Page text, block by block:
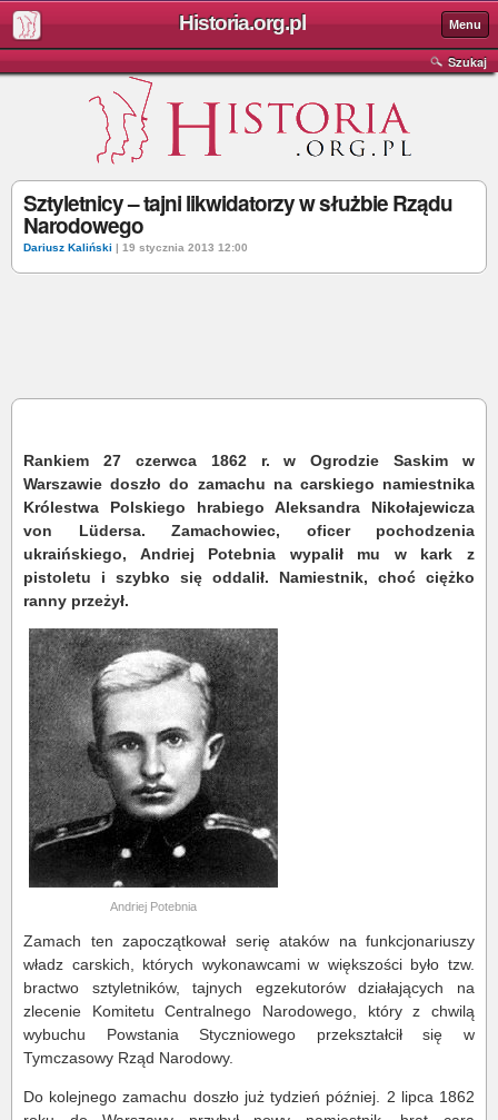
Historia.org.pl Menu
Szukaj
Sztyletnicy – tajni likwidatorzy w służbie Rządu
Narodowego
Dariusz Kaliński | 19 stycznia 2013 12:00
Rankiem 27 czerwca 1862 r. w Ogrodzie Saskim w
Warszawie doszło do zamachu na carskiego namiestnika
Królestwa Polskiego hrabiego Aleksandra Nikołajewicza
von Lüdersa.
Zamachowiec, oficer pochodzenia
ukraińskiego, Andriej Potebnia wypalił mu w kark z
pistoletu i szybko się oddalił. Namiestnik, choć ciężko
ranny przeżył.
Andriej Potebnia
Zamach ten zapoczątkował serię ataków na funkcjonariuszy
władz carskich, których wykonawcami w większości było tzw.
bractwo sztyletników, tajnych egzekutorów działających na
zlecenie Komitetu Centralnego Narodowego, który z chwilą
wybuchu Powstania Styczniowego przekształcił się w
Tymczasowy Rząd Narodowy.
Do kolejnego zamachu doszło już tydzień później. 2 lipca 1862